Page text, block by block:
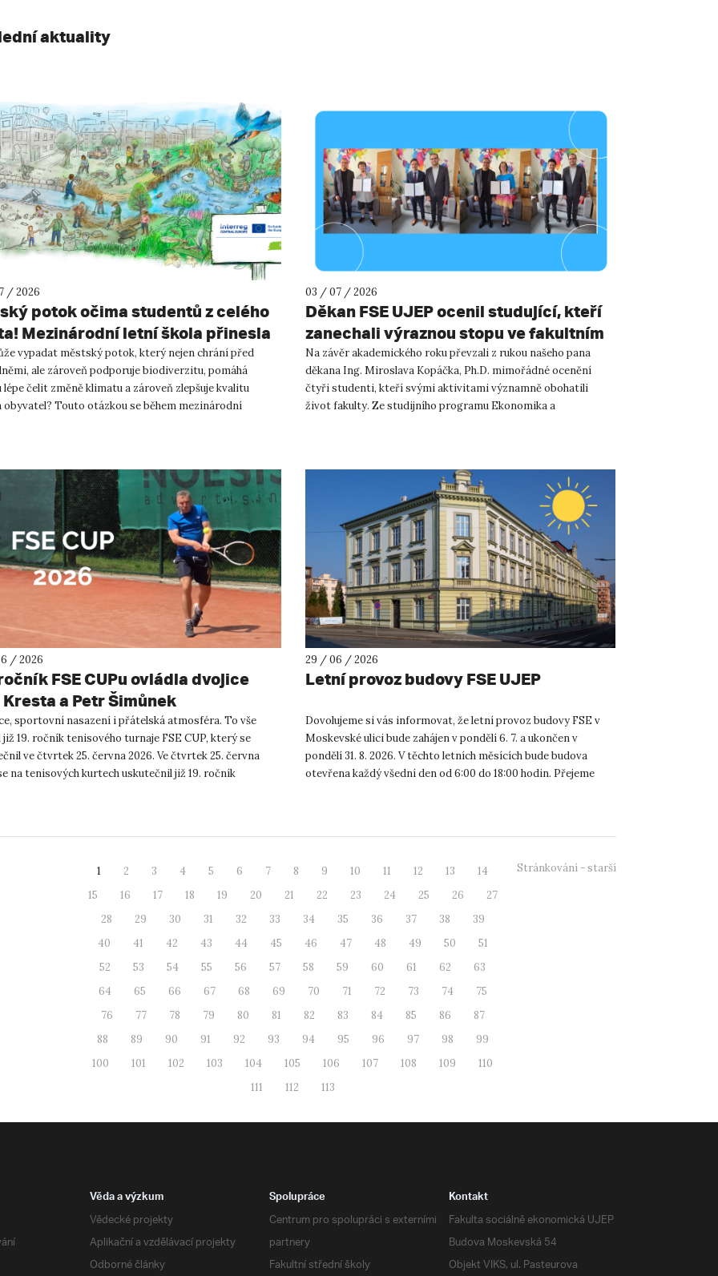
aktuality
/ 2026
potok očima studentů z celého
Mezinárodní letní škola přinesla
pro Ústí nad Labem!
vypadat městský potok, který nejen chrání před
ale zároveň podporuje biodiverzitu, pomáhá
lépe čelit změně klimatu a zároveň zlepšuje kvalitu
obyvatel? Touto otázkou se během mezinárodní
03 / 07 / 2026
Děkan FSE UJEP ocenil studující, kteří
zanechali výraznou stopu ve fakultním
životě
Na závěr akademického roku převzali z rukou našeho pana
děkana Ing. Miroslava Kopáčka, Ph.D. mimořádné ocenění
čtyři studenti, kteří svými aktivitami významně obohatili
život fakulty. Ze studijního programu Ekonomika a
/ 2026
FSE CUPu ovládla dvojice
a Petr Šimůnek
sportovní nasazení i přátelská atmosféra. To vše
19. ročník tenisového turnaje FSE CUP, který se
ve čtvrtek 25. června 2026. Ve čtvrtek 25. června
na tenisových kurtech uskutečnil již 19. ročník
29 / 06 / 2026
Letní provoz budovy FSE UJEP
Dovolujeme si vás informovat, že letní provoz budovy FSE v
Moskevské ulici bude zahájen v pondělí 6. 7. a ukončen v
pondělí 31. 8. 2026. V těchto letních měsících bude budova
otevřena každý všední den od 6:00 do 18:00 hodin. Přejeme
1 2 3 4 5 6 7 8 9 10 11 12 13
14
15
16 17 18 19 20 21 22 23 24 25 26
27
28
29 30 31 32 33 34 35 36 37 38
39
40
41 42 43 44 45 46 47 48 49 50
51
52
53 54 55 56 57 58 59 60 61 62
63
64
65 66 67 68 69 70 71 72 73 74
75
76
77 78 79 80 81 82 83 84 85 86
87
88
89 90 91 92 93 94 95 96 97 98
99
100
101 102 103 104 105 106 107 108 109
110
111
112 113
Stránkování - starší
Věda a výzkum
Vědecké projekty
Aplikační a vzdělávací projekty
Odborné články
Spolupráce
Centrum pro spolupráci s externími
partnery
Fakultní střední školy
Kontakt
Fakulta sociálně ekonomická UJEP
Budova Moskevská 54
Objekt VIKS, ul. Pasteurova